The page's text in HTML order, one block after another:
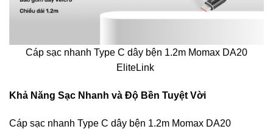
Cáp sạc nhanh Type C dây bện 1.2m Momax DA20
EliteLink
Khả Năng Sạc Nhanh và Độ Bền Tuyệt Vời
Cáp sạc nhanh Type C dây bện 1.2m Momax DA20